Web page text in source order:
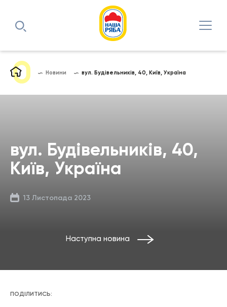
Новини вул. Будівельників, 40, Київ, Україна
вул. Будівельників, 40,
Київ, Україна
13 Листопада 2023
Наступна новина
ПОДІЛИТИСЬ: